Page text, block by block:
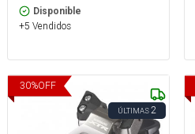
Disponible
+5 Vendidos
30%OFF
ÚLTIMAS2